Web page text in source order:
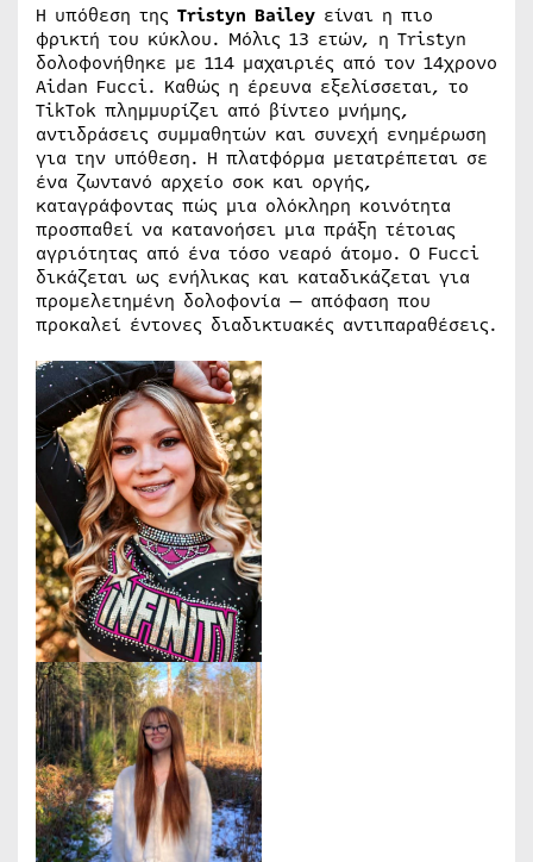
Η υπόθεση της Tristyn Bailey είναι η πιο
φρικτή του κύκλου. Μόλις 13 ετών, η Tristyn
δολοφονήθηκε με 114 μαχαιριές από τον 14χρονο
Aidan Fucci. Καθώς η έρευνα εξελίσσεται, το
TikTok πλημμυρίζει από βίντεο μνήμης,
αντιδράσεις συμμαθητών και συνεχή ενημέρωση
για την υπόθεση. Η πλατφόρμα μετατρέπεται σε
ένα ζωντανό αρχείο σοκ και οργής,
καταγράφοντας πώς μια ολόκληρη κοινότητα
προσπαθεί να κατανοήσει μια πράξη τέτοιας
αγριότητας από ένα τόσο νεαρό άτομο. Ο Fucci
δικάζεται ως ενήλικας και καταδικάζεται για
προμελετημένη δολοφονία — απόφαση που
προκαλεί έντονες διαδικτυακές αντιπαραθέσεις.